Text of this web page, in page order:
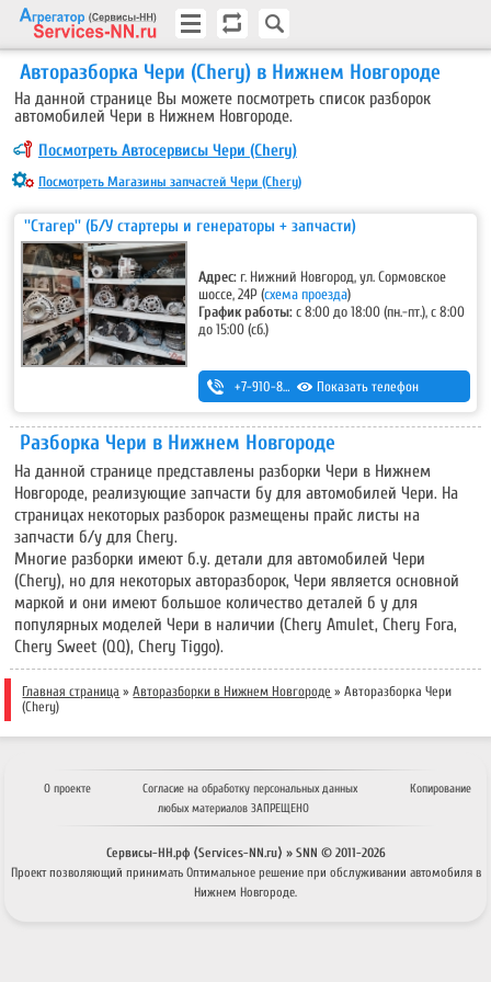
Авторазборка Чери (Chery) в Нижнем Новгороде
На данной странице Вы можете посмотреть список разборок
автомобилей Чери в Нижнем Новгороде.
Посмотреть Автосервисы Чери (Chery)
Посмотреть Магазины запчастей Чери (Chery)
''Стагер'' (Б/У стартеры и генераторы + запчасти)
Адрес: г. Нижний Новгород, ул. Сормовское
шоссе, 24Р (схема проезда)
График работы:с 8:00 до 18:00 (пн.-пт.), с 8:00
до 15:00 (сб.)
+7-910-876-65-85 Показать телефон
Разборка Чери в Нижнем Новгороде
На данной странице представлены разборки Чери в Нижнем
Новгороде, реализующие запчасти бу для автомобилей Чери. На
страницах некоторых разборок размещены прайс листы на
запчасти б/у для Chery.
Многие разборки имеют б.у. детали для автомобилей Чери
(Chery), но для некоторых авторазборок, Чери является основной
маркой и они имеют большое количество деталей б у для
популярных моделей Чери в наличии (Chery Amulet, Chery Fora,
Chery Sweet (QQ), Chery Tiggo).
Главная страница »Авторазборки в Нижнем Новгороде »Авторазборка Чери
(Chery)
О проекте Согласие на обработку персональных данных
Копирование
любых материалов ЗАПРЕЩЕНО
Сервисы-НН.рф ⟨Services-NN.ru⟩ » SNN © 2011-2026
Проект позволяющий принимать Оптимальное решениепри обслуживании автомобиля в
Нижнем Новгороде.